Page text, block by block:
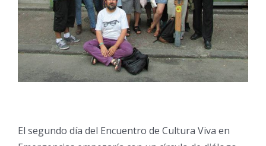
El segundo día del Encuentro de Cultura Viva en